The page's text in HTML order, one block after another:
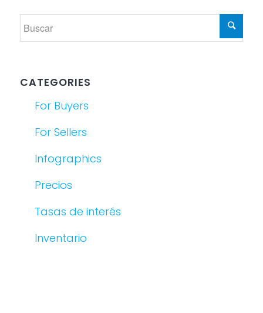
CATEGORIES
For Buyers
For Sellers
Infographics
Precios
Tasas de interés
Inventario